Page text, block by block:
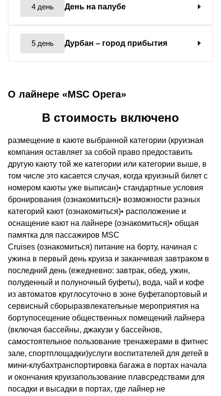
4 день День на палубе
5 день Дурбан – город прибытия
О лайнере «MSC Opera»
В стоимость включено
размещение в каюте выбранной категории (круизная
компания оставляет за собой право предоставить
другую каюту той же категории или категории выше, в
том числе это касается случая, когда круизный билет с
номером каюты уже выписан)• стандартные условия
бронирования (ознакомиться)• возможности разных
категорий кают (ознакомиться)• расположение и
оснащение кают на лайнере (ознакомиться)• общая
памятка для пассажиров MSC
Cruises (ознакомиться) питание на борту, начиная с
ужина в первый день круиза и заканчивая завтраком в
последний день (ежедневно: завтрак, обед, ужин,
полуденный и полуночный буфеты), вода, чай и кофе
из автоматов круглосуточно в зоне буфетапортовый и
сервисный сборыразвлекательные мероприятия на
бортупосещение общественных помещений лайнера
(включая бассейны, джакузи у бассейнов,
самостоятельное пользование тренажерами в фитнес
зале, спортплощадки)услуги воспитателей для детей в
мини-клубахтранспортировка багажа в портах начала
и окончания круизапользование плавсредствами для
посадки и высадки в портах, где лайнер не